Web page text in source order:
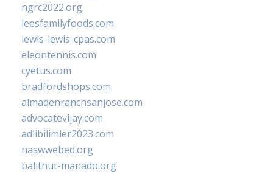
ngrc2022.org
leesfamilyfoods.com
lewis-lewis-cpas.com
eleontennis.com
cyetus.com
bradfordshops.com
almadenranchsanjose.com
advocatevijay.com
adlibilimler2023.com
naswwebed.org
balithut-manado.org